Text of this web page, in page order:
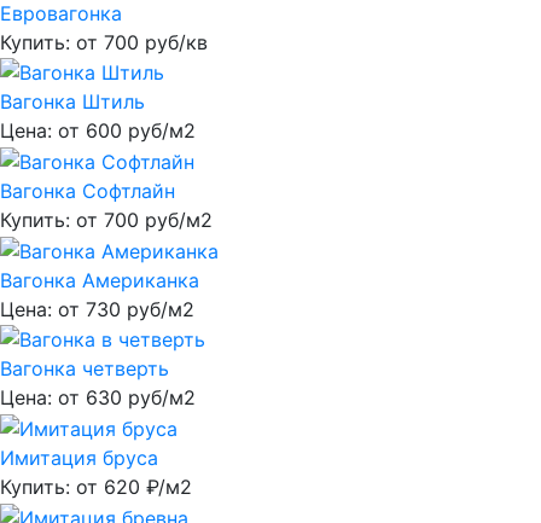
Евровагонка
Купить: от 700 руб/кв
Вагонка Штиль
Цена: от 600 руб/м2
Вагонка Софтлайн
Купить: от 700 руб/м2
Вагонка Американка
Цена: от 730 руб/м2
Вагонка четверть
Цена: от 630 руб/м2
Имитация бруса
Купить: от 620 ₽/м2